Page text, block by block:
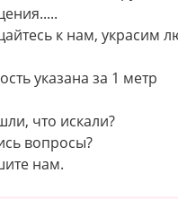
к нам, украсим
указана за 1 метр
что искали?
вопросы?
нам.